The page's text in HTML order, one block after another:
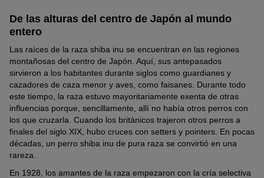
De las alturas del centro de Japón al mundo
entero
Las raíces de la raza shiba inu se encuentran en las regiones
montañosas del centro de Japón. Aquí, sus antepasados
sirvieron a los habitantes durante siglos como guardianes y
cazadores de caza menor y aves, como faisanes. Durante todo
este tiempo, la raza estuvo mayoritariamente exenta de otras
influencias porque, sencillamente, allí no había otros perros con
los que cruzarla. Cuando los británicos trajeron otros perros a
finales del siglo XIX, hubo cruces con setters y pointers. En pocas
décadas, un perro shiba inu de pura raza se convirtió en una
rareza.
En 1928, los amantes de la raza empezaron con la cría selectiva